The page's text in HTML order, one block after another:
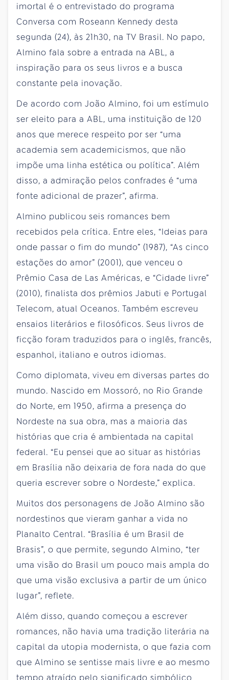
imortal é o entrevistado do programa
Conversa com Roseann Kennedy desta
segunda (24), às 21h30, na TV Brasil. No papo,
Almino fala sobre a entrada na ABL, a
inspiração para os seus livros e a busca
constante pela inovação.
De acordo com João Almino, foi um estímulo
ser eleito para a ABL, uma instituição de 120
anos que merece respeito por ser “uma
academia sem academicismos, que não
impõe uma linha estética ou política”. Além
disso, a admiração pelos confrades é “uma
fonte adicional de prazer”, afirma.
Almino publicou seis romances bem
recebidos pela crítica. Entre eles, “Ideias para
onde passar o fim do mundo” (1987), “As cinco
estações do amor” (2001), que venceu o
Prêmio Casa de Las Américas, e “Cidade livre”
(2010), finalista dos prêmios Jabuti e Portugal
Telecom, atual Oceanos. Também escreveu
ensaios literários e filosóficos. Seus livros de
ficção foram traduzidos para o inglês, francês,
espanhol, italiano e outros idiomas.
Como diplomata, viveu em diversas partes do
mundo. Nascido em Mossoró, no Rio Grande
do Norte, em 1950, afirma a presença do
Nordeste na sua obra, mas a maioria das
histórias que cria é ambientada na capital
federal. “Eu pensei que ao situar as histórias
em Brasília não deixaria de fora nada do que
queria escrever sobre o Nordeste,” explica.
Muitos dos personagens de João Almino são
nordestinos que vieram ganhar a vida no
Planalto Central. “Brasília é um Brasil de
Brasis”, o que permite, segundo Almino, “ter
uma visão do Brasil um pouco mais ampla do
que uma visão exclusiva a partir de um único
lugar”, reflete.
Além disso, quando começou a escrever
romances, não havia uma tradição literária na
capital da utopia modernista, o que fazia com
que Almino se sentisse mais livre e ao mesmo
tempo atraído pelo significado simbólico